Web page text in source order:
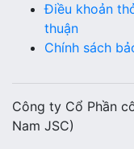
Điều khoản
thuận
Chính sách
Công ty Cổ Phần
Nam JSC)